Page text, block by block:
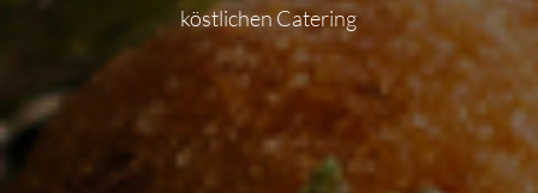
köstlichen Catering